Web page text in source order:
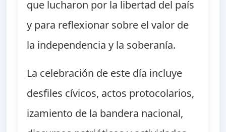
que lucharon por la libertad del país
y para reflexionar sobre el valor de
la independencia y la soberanía.
La celebración de este día incluye
desfiles cívicos, actos protocolarios,
izamiento de la bandera nacional,